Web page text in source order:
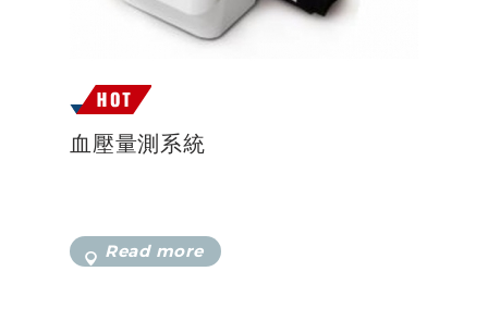
血壓量測系統
Read more